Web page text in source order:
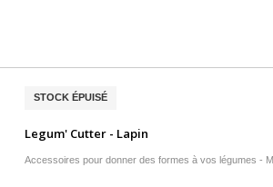
STOCK ÉPUISÉ
Legum' Cutter - Lapin
Accessoires pour donner des formes à vos légumes -